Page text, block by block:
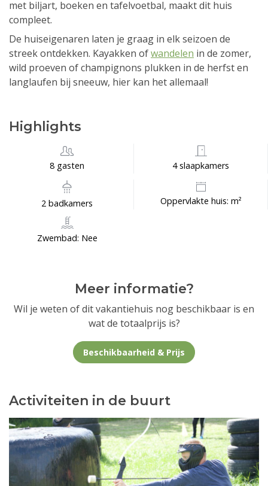
met biljart, boeken en tafelvoetbal, maakt dit huis
compleet.
De huiseigenaren laten je graag in elk seizoen de
streek ontdekken. Kayakken ofwandelen in de zomer,
wild proeven of champignons plukken in de herfst en
langlaufen bij sneeuw, hier kan het allemaal!
Highlights
8 gasten 4 slaapkamers
2 badkamers Oppervlakte huis: m²
Zwembad: Nee
Meer informatie?
Wil je weten of dit vakantiehuis nog beschikbaar is en
wat de totaalprijs is?
Beschikbaarheid & Prijs
Activiteiten in de buurt